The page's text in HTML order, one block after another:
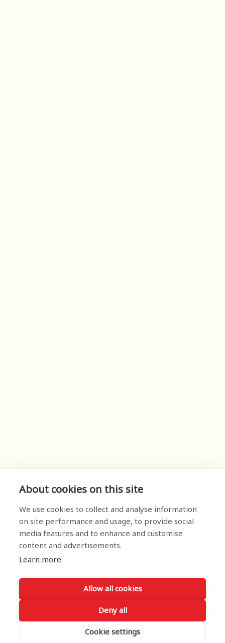
About cookies on this site
We use cookies to collect and analyse information
on site performance and usage, to provide social
media features and to enhance and customise
content and advertisements.
Learn more
Allow all cookies
Deny all
Cookie settings